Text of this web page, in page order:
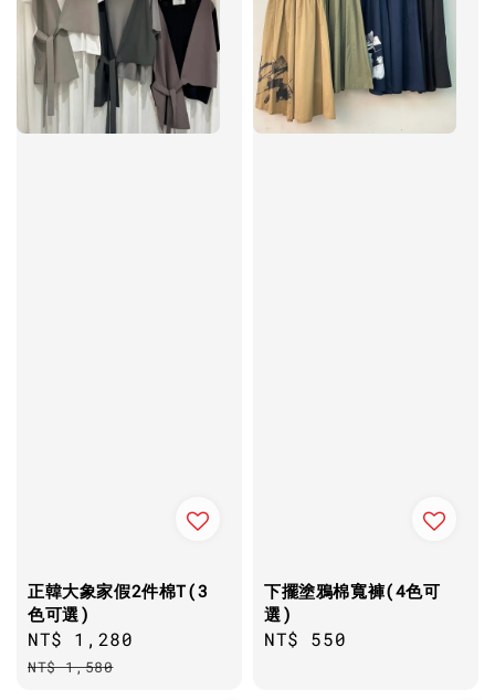
正韓大象家假2件棉T(3
色可選)
Sale
price
NT$ 1,280
NT$ 1,580
下擺塗鴉棉寬褲(4色可
選)
Regular
NT$ 550